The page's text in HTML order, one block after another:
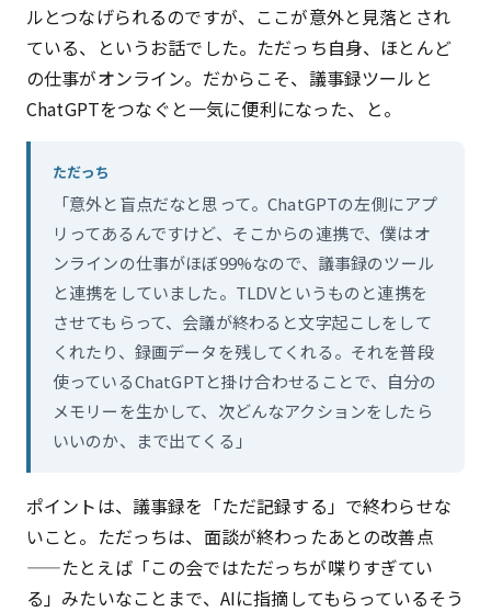
ルとつなげられるのですが、ここが意外と見落とされ
ている、というお話でした。ただっち自身、ほとんど
の仕事がオンライン。だからこそ、議事録ツールと
ChatGPTをつなぐと一気に便利になった、と。
ただっち
「意外と盲点だなと思って。ChatGPTの左側にアプ
リってあるんですけど、そこからの連携で、僕はオ
ンラインの仕事がほぼ99%なので、議事録のツール
と連携をしていました。TLDVというものと連携を
させてもらって、会議が終わると文字起こしをして
くれたり、録画データを残してくれる。それを普段
使っているChatGPTと掛け合わせることで、自分の
メモリーを生かして、次どんなアクションをしたら
いいのか、まで出てくる」
ポイントは、議事録を「ただ記録する」で終わらせな
いこと。ただっちは、面談が終わったあとの改善点
——たとえば「この会ではただっちが喋りすぎてい
る」みたいなことまで、AIに指摘してもらっているそう